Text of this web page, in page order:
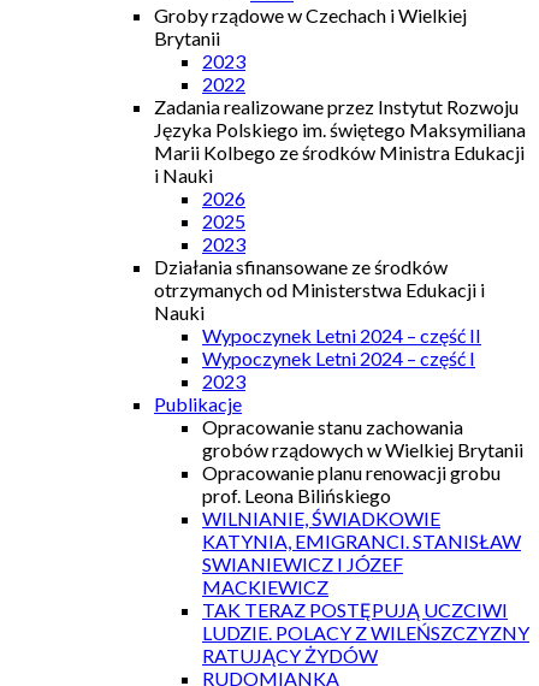
Groby rządowe w Czechach i Wielkiej
Brytanii
2023
2022
Zadania realizowane przez Instytut Rozwoju
Języka Polskiego im. świętego Maksymiliana
Marii Kolbego ze środków Ministra Edukacji
i Nauki
2026
2025
2023
Działania sfinansowane ze środków
otrzymanych od Ministerstwa Edukacji i
Nauki
Wypoczynek Letni 2024 – część II
Wypoczynek Letni 2024 – część I
2023
Publikacje
Opracowanie stanu zachowania
grobów rządowych w Wielkiej Brytanii
Opracowanie planu renowacji grobu
prof. Leona Bilińskiego
WILNIANIE, ŚWIADKOWIE
KATYNIA, EMIGRANCI. STANISŁAW
SWIANIEWICZ I JÓZEF
MACKIEWICZ
TAK TERAZ POSTĘPUJĄ UCZCIWI
LUDZIE. POLACY Z WILEŃSZCZYZNY
RATUJĄCY ŻYDÓW
RUDOMIANKA